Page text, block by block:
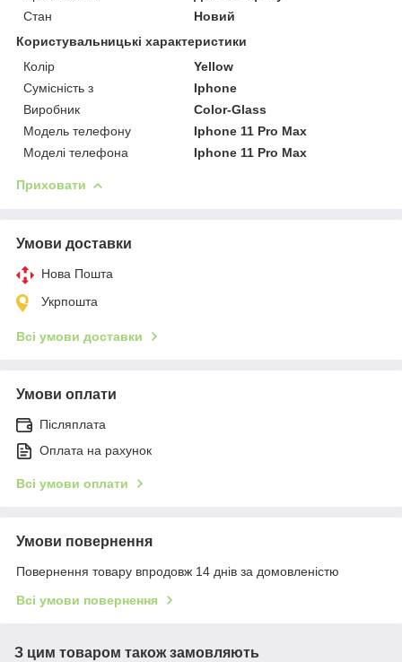
Стан
Новий
Користувальницькі характеристики
Колір
Yellow
Сумісність з
Iphone
Виробник
Color-Glass
Модель телефону
Iphone 11 Pro Max
Моделі телефона
Iphone 11 Pro Max
Приховати
Умови доставки
Нова Пошта
Укрпошта
Всі умови доставки
Умови оплати
Післяплата
Оплата на рахунок
Всі умови оплати
Умови повернення
Повернення товару впродовж 14 днів за домовленістю
Всі умови повернення
З цим товаром також замовляють